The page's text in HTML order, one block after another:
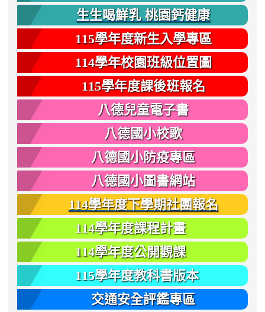
生生喝鮮乳 桃園鈣健康
115學年度新生入學專區
114學年校園班級位置圖
115學年度課後班報名
八德兒童電子書
八德國小校歌
八德國小防疫專區
八德國小圖書網站
114學年度下學期社團報名
114學年度課程計畫
114學年度公開觀課
115學年度教科書版本
交通安全評鑑專區